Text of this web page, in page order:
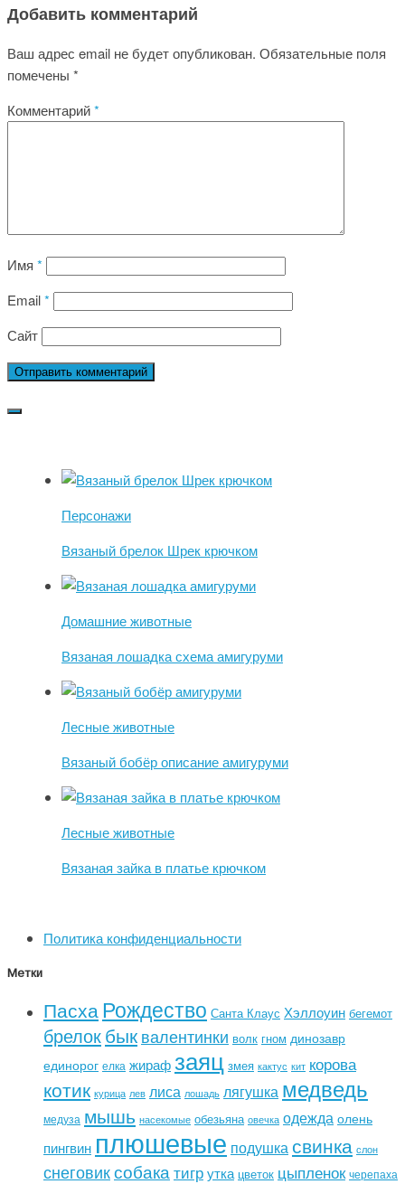
Добавить комментарий
Ваш адрес email не будет опубликован. Обязательные поля
помечены *
Комментарий*
Имя *
Email*
Сайт
Персонажи
Вязаный брелок Шрек крючком
Домашние животные
Вязаная лошадка схема амигуруми
Лесные животные
Вязаный бобёр описание амигуруми
Лесные животные
Вязаная зайка в платье крючком
Политика конфиденциальности
Метки
ПасхаРождество Санта Клаус Хэллоуин бегемот
брелокбыквалентинки волк гном динозавр
единорог елка жирафзаяц змея кактус кит корова
котик курица лев лиса лошадь лягушка медведь
медуза мышь насекомые обезьяна овечка одежда олень
пингвин плюшевые подушка свинка слон
снеговиксобака тигрутка цветок цыпленок черепаха